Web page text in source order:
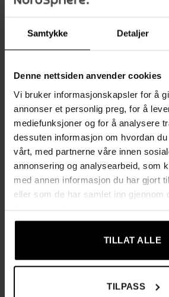
Samtykke Detaljer
Denne nettsiden anvender cookies
Vi bruker informasjonskapsler for å
annonser et personlig preg, for å
mediefunksjoner og for å analysere
dessuten informasjon om hvordan
vårt, med partnerne våre innen
annonsering og analysearbeid, som
med annen informasjon du har gjort
eller som de har samlet inn gjennom
TILLAT ALLE
TILPASS
uttrykk, mens den myke polstringen
med sittende. Enten du plasserer dem i
perfekt måte.
Fordeler:
Vintage design:
Rustikke
tidløst, klassisk preg til din
Enkel å vedlikeholde:Kunstlæret er
rengjøre, ideelt for både
Komfortabel sitteopplevelse:Mykt
ryggstøtte for ekstra komfort, selv
Laget av tre og
solide og pålitelige.